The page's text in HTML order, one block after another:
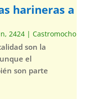
harineras a
2424| Castromocho
son la
el
son parte